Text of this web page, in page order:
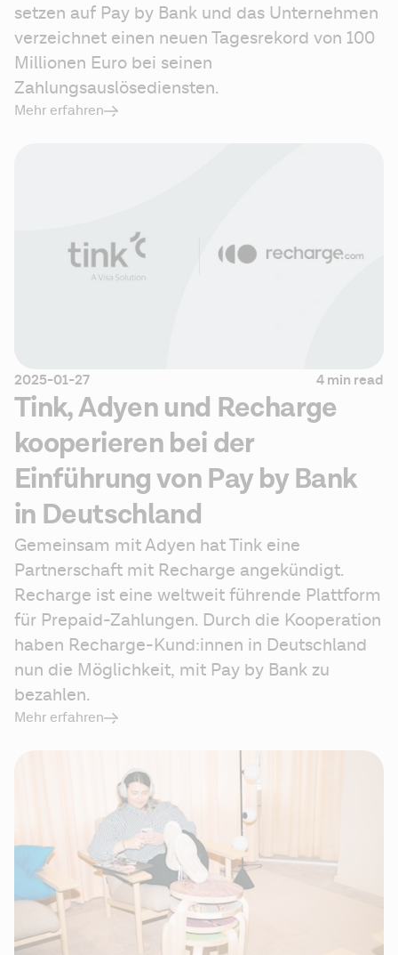
setzen auf Pay by Bank und das Unternehmen
verzeichnet einen neuen Tagesrekord von 100
Millionen Euro bei seinen
Zahlungsauslösediensten.
Mehr erfahren
2025-01-27 4 min read
Tink, Adyen und Recharge
kooperieren bei der
Einführung von Pay by Bank
in Deutschland
Gemeinsam mit Adyen hat Tink eine
Partnerschaft mit Recharge angekündigt.
Recharge ist eine weltweit führende Plattform
für Prepaid-Zahlungen. Durch die Kooperation
haben Recharge-Kund:innen in Deutschland
nun die Möglichkeit, mit Pay by Bank zu
bezahlen.
Mehr erfahren